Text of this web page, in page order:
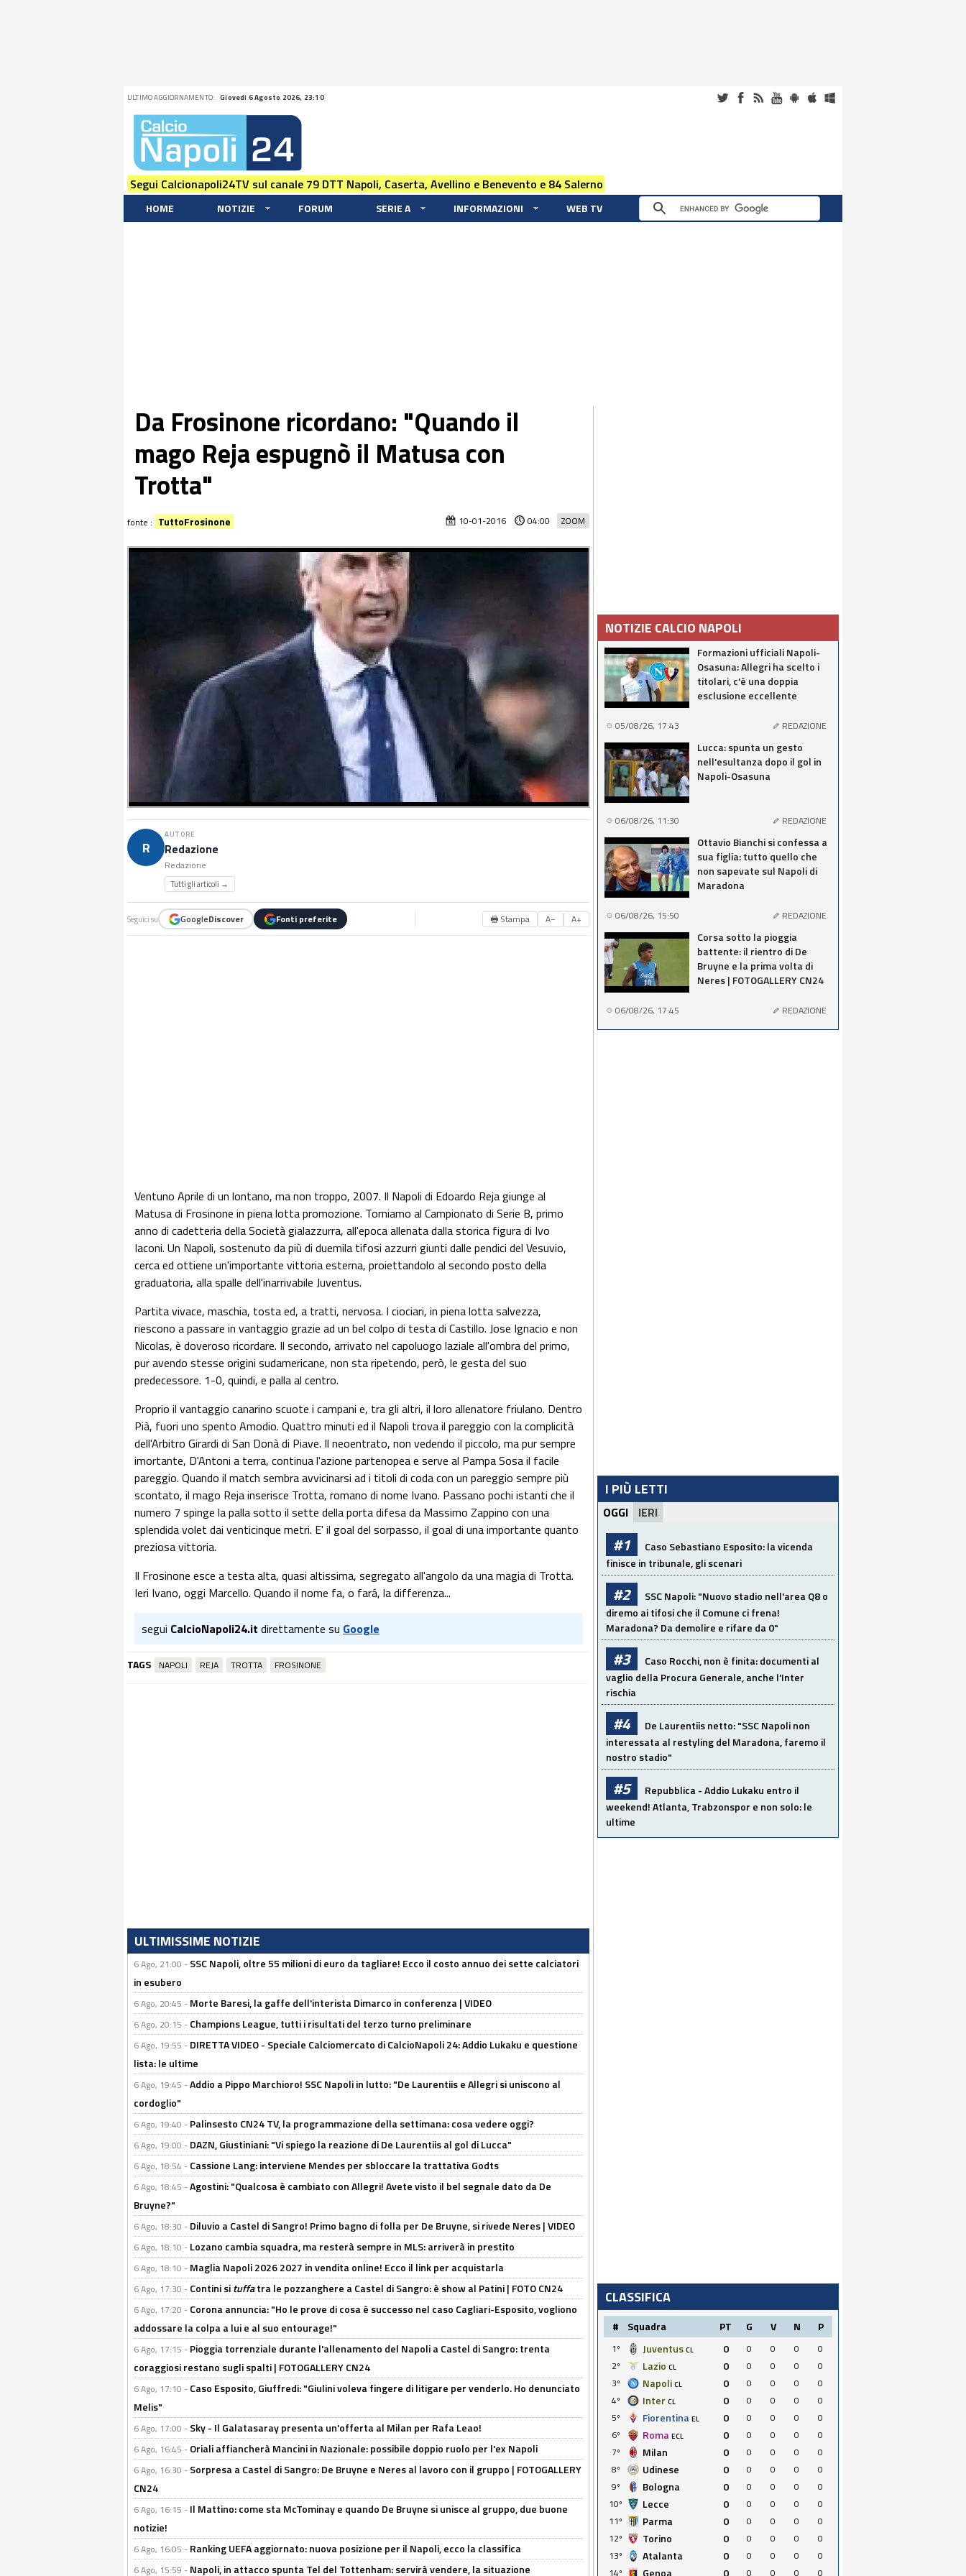
ULTIMO AGGIORNAMENTO: Giovedi 6 Agosto 2026, 23:10
Segui Calcionapoli24TV sul canale 79 DTT Napoli, Caserta, Avellino e Benevento e 84 Salerno
HOME NOTIZIE FORUM SERIE A INFORMAZIONI WEB TV
Da Frosinone ricordano: "Quando il
mago Reja espugnò il Matusa con
Trotta"
ZOOM
10-01-2016 04:00
fonte : TuttoFrosinone
R
AUTORE
Redazione
Redazione
Tutti gli articoli →
Seguici su GoogleDiscover Fonti preferite 🖶 Stampa A− A+
Ventuno Aprile di un lontano, ma non troppo, 2007. Il Napoli di Edoardo Reja giunge al
Matusa di Frosinone in piena lotta promozione. Torniamo al Campionato di Serie B, primo
anno di cadetteria della Società gialazzurra, all'epoca allenata dalla storica figura di Ivo
Iaconi. Un Napoli, sostenuto da più di duemila tifosi azzurri giunti dalle pendici del Vesuvio,
cerca ed ottiene un'importante vittoria esterna, proiettandolo al secondo posto della
graduatoria, alla spalle dell'inarrivabile Juventus.
Partita vivace, maschia, tosta ed, a tratti, nervosa. I ciociari, in piena lotta salvezza,
riescono a passare in vantaggio grazie ad un bel colpo di testa di Castillo. Jose Ignacio e non
Nicolas, è doveroso ricordare. Il secondo, arrivato nel capoluogo laziale all'ombra del primo,
pur avendo stesse origini sudamericane, non sta ripetendo, però, le gesta del suo
predecessore. 1-0, quindi, e palla al centro.
Proprio il vantaggio canarino scuote i campani e, tra gli altri, il loro allenatore friulano. Dentro
Pià, fuori uno spento Amodio. Quattro minuti ed il Napoli trova il pareggio con la complicità
dell'Arbitro Girardi di San Donà di Piave. Il neoentrato, non vedendo il piccolo, ma pur sempre
imortante, D'Antoni a terra, continua l'azione partenopea e serve al Pampa Sosa il facile
pareggio. Quando il match sembra avvicinarsi ad i titoli di coda con un pareggio sempre più
scontato, il mago Reja inserisce Trotta, romano di nome Ivano. Passano pochi istanti che il
numero 7 spinge la palla sotto il sette della porta difesa da Massimo Zappino con una
splendida volet dai venticinque metri. E' il goal del sorpasso, il goal di una importante quanto
preziosa vittoria.
Il Frosinone esce a testa alta, quasi altissima, segregato all'angolo da una magia di Trotta.
Ieri Ivano, oggi Marcello. Quando il nome fa, o fará, la differenza...
segui CalcioNapoli24.it direttamente su Google
TAGS NAPOLI REJA TROTTA FROSINONE
ULTIMISSIME NOTIZIE
6 Ago, 21:00 - SSC Napoli, oltre 55 milioni di euro da tagliare! Ecco il costo annuo dei sette calciatori
in esubero
6 Ago, 20:45 - Morte Baresi, la gaffe dell'interista Dimarco in conferenza | VIDEO
6 Ago, 20:15 - Champions League, tutti i risultati del terzo turno preliminare
6 Ago, 19:55 - DIRETTA VIDEO - Speciale Calciomercato di CalcioNapoli 24: Addio Lukaku e questione
lista: le ultime
6 Ago, 19:45 -Addio a Pippo Marchioro! SSC Napoli in lutto: "De Laurentiis e Allegri si uniscono al
cordoglio"
6 Ago, 19:40 - Palinsesto CN24 TV, la programmazione della settimana: cosa vedere oggi?
6 Ago, 19:00 - DAZN, Giustiniani: "Vi spiego la reazione di De Laurentiis al gol di Lucca"
6 Ago, 18:54 - Cassione Lang: interviene Mendes per sbloccare la trattativa Godts
6 Ago, 18:45 -Agostini: "Qualcosa è cambiato con Allegri! Avete visto il bel segnale dato da De
Bruyne?"
6 Ago, 18:30 - Diluvio a Castel di Sangro! Primo bagno di folla per De Bruyne, si rivede Neres | VIDEO
6 Ago, 18:10 - Lozano cambia squadra, ma resterà sempre in MLS: arriverà in prestito
6 Ago, 18:10 - Maglia Napoli 2026 2027 in vendita online! Ecco il link per acquistarla
6 Ago, 17:30 - Contini situffatra le pozzanghere a Castel di Sangro: è show al Patini | FOTO CN24
6 Ago, 17:20 - Corona annuncia: "Ho le prove di cosa è successo nel caso Cagliari-Esposito, vogliono
addossare la colpa a lui e al suo entourage!"
6 Ago, 17:15 - Pioggia torrenziale durante l'allenamento del Napoli a Castel di Sangro: trenta
coraggiosi restano sugli spalti | FOTOGALLERY CN24
6 Ago, 17:10 - Caso Esposito, Giuffredi: "Giulini voleva fingere di litigare per venderlo. Ho denunciato
Melis"
6 Ago, 17:00 - Sky - Il Galatasaray presenta un'offerta al Milan per Rafa Leao!
6 Ago, 16:45 - Oriali affiancherà Mancini in Nazionale: possibile doppio ruolo per l'ex Napoli
6 Ago, 16:30 - Sorpresa a Castel di Sangro: De Bruyne e Neres al lavoro con il gruppo | FOTOGALLERY
CN24
6 Ago, 16:15 - Il Mattino: come sta McTominay e quando De Bruyne si unisce al gruppo, due buone
notizie!
6 Ago, 16:05 - Ranking UEFA aggiornato: nuova posizione per il Napoli, ecco la classifica
6 Ago, 15:59 - Napoli, in attacco spunta Tel del Tottenham: servirà vendere, la situazione
NOTIZIE CALCIO NAPOLI
Formazioni ufficiali Napoli-
Osasuna: Allegri ha scelto i
titolari, c'è una doppia
esclusione eccellente
05/08/26, 17:43 REDAZIONE
Lucca: spunta un gesto
nell'esultanza dopo il gol in
Napoli-Osasuna
06/08/26, 11:30 REDAZIONE
Ottavio Bianchi si confessa a
sua figlia: tutto quello che
non sapevate sul Napoli di
Maradona
06/08/26, 15:50 REDAZIONE
Corsa sotto la pioggia
battente: il rientro di De
Bruyne e la prima volta di
Neres | FOTOGALLERY CN24
06/08/26, 17:45 REDAZIONE
I PIÙ LETTI
OGGI IERI
#1
Caso Sebastiano Esposito: la vicenda
finisce in tribunale, gli scenari
#2
SSC Napoli: "Nuovo stadio nell'area Q8 o
diremo ai tifosi che il Comune ci frena!
Maradona? Da demolire e rifare da 0"
#3
Caso Rocchi, non è finita: documenti al
vaglio della Procura Generale, anche l'Inter
rischia
#4
De Laurentiis netto: "SSC Napoli non
interessata al restyling del Maradona, faremo il
nostro stadio"
#5
Repubblica - Addio Lukaku entro il
weekend! Atlanta, Trabzonspor e non solo: le
ultime
CLASSIFICA
# Squadra PT G V N P
1º Juventus CL 0 0 0 0
0
2º
Lazio CL 0 0 0 0
0
3º
Napoli CL 0 0 0 0
0
4º
Inter CL 0 0 0 0
0
5º
Fiorentina EL 0 0 0 0
0
6º
Roma ECL 0 0 0 0
0
7º
Milan 0 0 0 0
0
8º
Udinese 0 0 0 0
0
9º
Bologna 0 0 0 0
0
10º
Lecce 0 0 0 0
0
11º
Parma 0 0 0 0
0
12º
Torino 0 0 0 0
0
13º
Atalanta 0 0 0 0
0
14º
Genoa 0 0 0 0 0